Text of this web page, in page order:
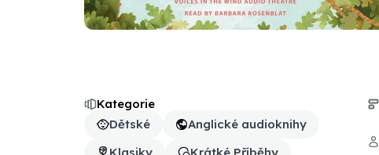
Kategorie
Dětské
Anglické audioknihy